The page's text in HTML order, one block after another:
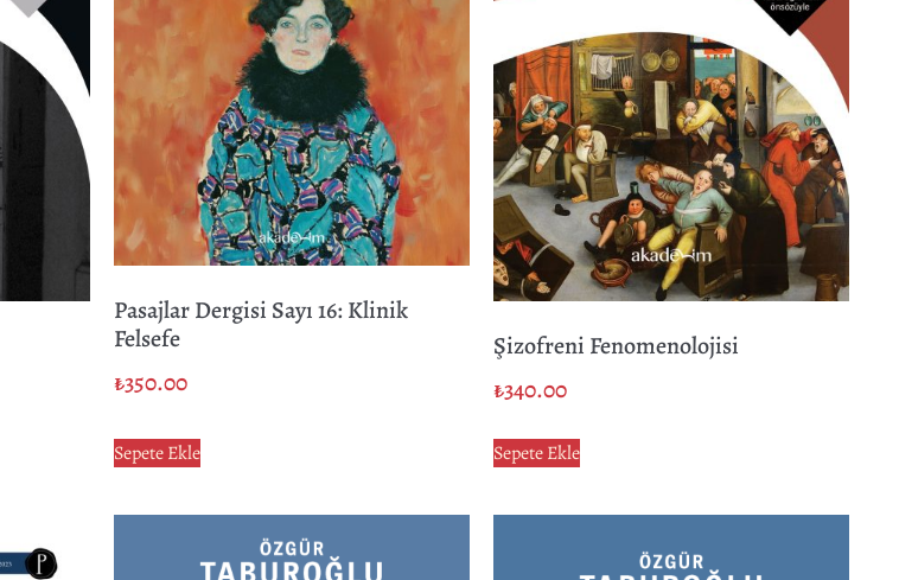
Pasajlar Dergisi Sayı 16: Klinik
Felsefe
₺350.00
Sepete Ekle
Şizofreni Fenomenolojisi
₺340.00
Sepete Ekle